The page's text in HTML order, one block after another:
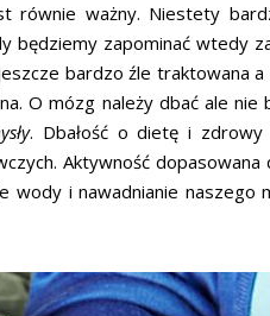
równie ważny. Niestety
będziemy zapominać wtedy
bardzo źle traktowana
O mózg należy dbać ale nie
. Dbałość o dietę i zdrowy
Aktywność dopasowana
wody i nawadnianie naszego